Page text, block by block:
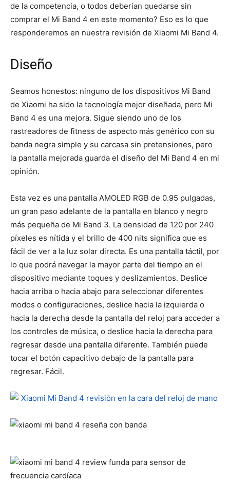
de la competencia, o todos deberían quedarse sin
comprar el Mi Band 4 en este momento? Eso es lo que
responderemos en nuestra revisión de Xiaomi Mi Band 4.
Diseño
Seamos honestos: ninguno de los dispositivos Mi Band
de Xiaomi ha sido la tecnología mejor diseñada, pero Mi
Band 4 es una mejora. Sigue siendo uno de los
rastreadores de fitness de aspecto más genérico con su
banda negra simple y su carcasa sin pretensiones, pero
la pantalla mejorada guarda el diseño del Mi Band 4 en mi
opinión.
Esta vez es una pantalla AMOLED RGB de 0.95 pulgadas,
un gran paso adelante de la pantalla en blanco y negro
más pequeña de Mi Band 3. La densidad de 120 por 240
píxeles es nítida y el brillo de 400 nits significa que es
fácil de ver a la luz solar directa. Es una pantalla táctil, por
lo que podrá navegar la mayor parte del tiempo en el
dispositivo mediante toques y deslizamientos. Deslice
hacia arriba o hacia abajo para seleccionar diferentes
modos o configuraciones, deslice hacia la izquierda o
hacia la derecha desde la pantalla del reloj para acceder a
los controles de música, o deslice hacia la derecha para
regresar desde una pantalla diferente. También puede
tocar el botón capacitivo debajo de la pantalla para
regresar. Fácil.